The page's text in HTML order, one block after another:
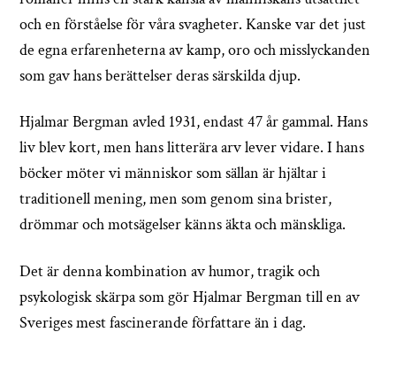
och en förståelse för våra svagheter. Kanske var det just
de egna erfarenheterna av kamp, oro och misslyckanden
som gav hans berättelser deras särskilda djup.
Hjalmar Bergman avled 1931, endast 47 år gammal. Hans
liv blev kort, men hans litterära arv lever vidare. I hans
böcker möter vi människor som sällan är hjältar i
traditionell mening, men som genom sina brister,
drömmar och motsägelser känns äkta och mänskliga.
Det är denna kombination av humor, tragik och
psykologisk skärpa som gör Hjalmar Bergman till en av
Sveriges mest fascinerande författare än i dag.